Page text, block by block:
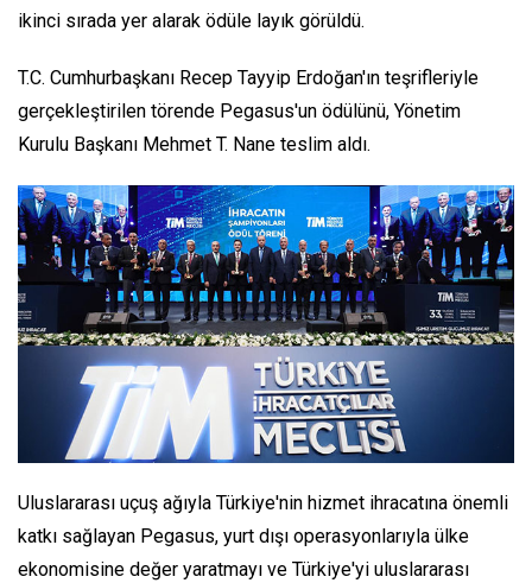
ikinci sırada yer alarak ödüle layık görüldü.
T.C. Cumhurbaşkanı Recep Tayyip Erdoğan'ın teşrifleriyle
gerçekleştirilen törende Pegasus'un ödülünü, Yönetim
Kurulu Başkanı Mehmet T. Nane teslim aldı.
Uluslararası uçuş ağıyla Türkiye'nin hizmet ihracatına önemli
katkı sağlayan Pegasus, yurt dışı operasyonlarıyla ülke
ekonomisine değer yaratmayı ve Türkiye'yi uluslararası